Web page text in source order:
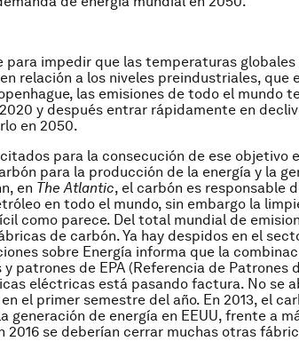
para impedir que las temperaturas globales
relación a los niveles preindustriales, que
las emisiones de todo el mundo
y después entrar rápidamente en
en 2050.
para la consecución de ese objetivo
para la producción de la energía y la
en The Atlantic, el carbón es responsable
en todo el mundo, sin embargo la
como parece. Del total mundial de
de carbón. Ya hay despidos en el
sobre Energía informa que la
patrones de EPA (Referencia de Patrones
eléctricas está pasando factura. No se
el primer semestre del año. En 2013, el
generación de energía en EEUU, frente a
2016 se deberían cerrar muchas otras